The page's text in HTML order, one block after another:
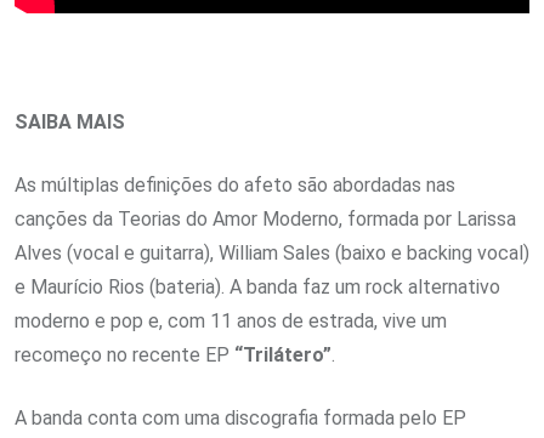
SAIBA MAIS
As múltiplas definições do afeto são abordadas nas
canções da Teorias do Amor Moderno, formada por Larissa
Alves (vocal e guitarra), William Sales (baixo e backing vocal)
e Maurício Rios (bateria). A banda faz um rock alternativo
moderno e pop e, com 11 anos de estrada, vive um
recomeço no recente EP “Trilátero”.
A banda conta com uma discografia formada pelo EP